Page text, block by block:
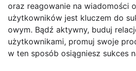
oraz reagowanie na wiadomości
użytkowników jest kluczem do
owym. Bądź aktywny, buduj
użytkownikami, promuj swoje
w ten sposób osiągniesz sukces